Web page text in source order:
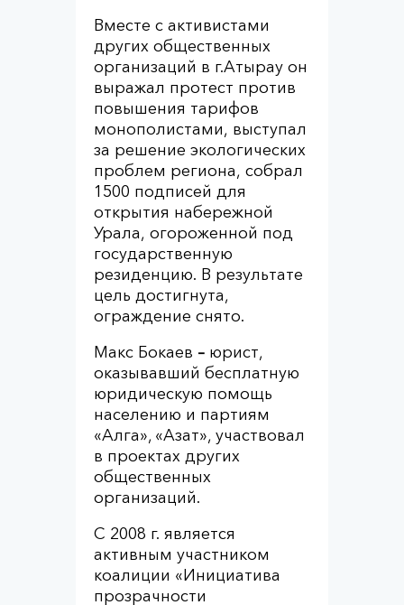
Вместе с активистами
других общественных
организаций в г.Атырау он
выражал протест против
повышения тарифов
монополистами, выступал
за решение экологических
проблем региона, собрал
1500 подписей для
открытия набережной
Урала, огороженной под
государственную
резиденцию. В результате
цель достигнута,
ограждение снято.
Макс Бокаев – юрист,
оказывавший бесплатную
юридическую помощь
населению и партиям
«Алга», «Азат», участвовал
в проектах других
общественных
организаций.
С 2008 г. является
активным участником
коалиции «Инициатива
прозрачности